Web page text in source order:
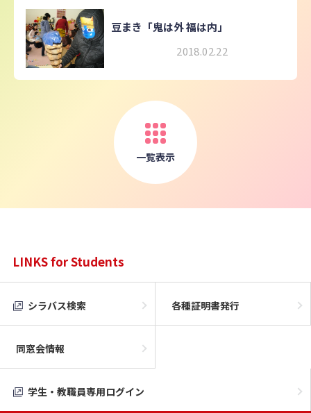
豆まき「鬼は外 福は内」
2018.02.22
一覧表示
LINKS for Students
シラバス検索 各種証明書発行
同窓会情報
学生・教職員専用ログイン